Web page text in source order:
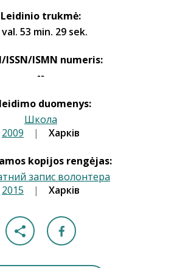
Leidinio trukmė:
53 min. 29 sek.
ISSN/ISMN numeris:
--
duomenys:
Школа
2009 | Харків
kopijos rengėjas:
запис волонтера
2015 | Харків